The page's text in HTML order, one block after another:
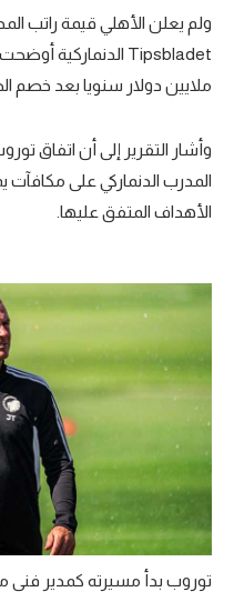
ولم يعلن الأهلي قيمة راتب
ملايين دولار سنويا بعد خصم
وأشار التقرير إلى أن اتفاق
المدرب الدنماركي على
الأهداف المتفق عليها.